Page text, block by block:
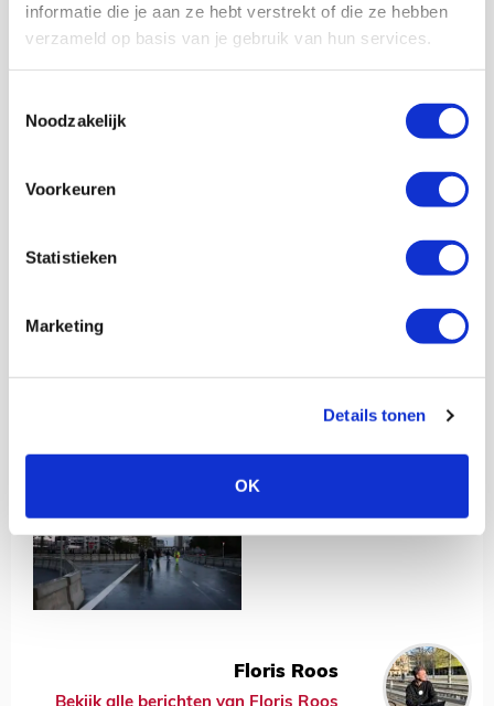
informatie die je aan ze hebt verstrekt of die ze hebben
verzameld op basis van je gebruik van hun services.
Noodzakelijk
Voorkeuren
Statistieken
Marketing
Details tonen
OK
Floris Roos